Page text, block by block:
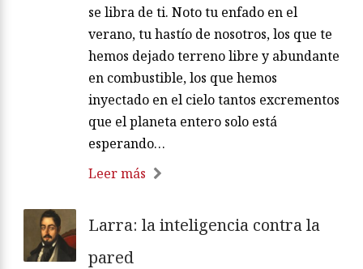
se libra de ti. Noto tu enfado en el
verano, tu hastío de nosotros, los que te
hemos dejado terreno libre y abundante
en combustible, los que hemos
inyectado en el cielo tantos excrementos
que el planeta entero solo está
esperando…
Leer más
Larra: la inteligencia contra la
pared